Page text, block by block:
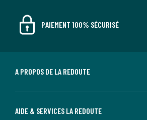
PAIEMENT 100% SÉCURISÉ
A PROPOS DE LA REDOUTE
AIDE & SERVICES LA REDOUTE